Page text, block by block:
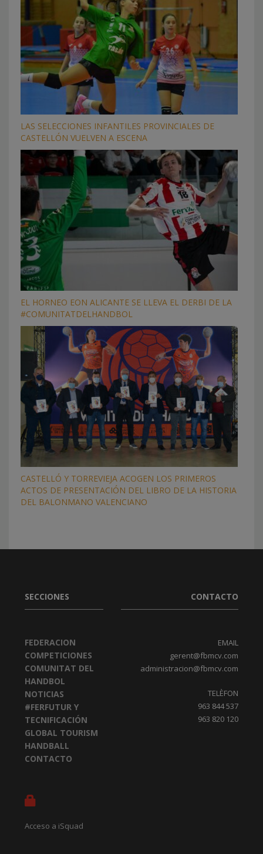
LAS SELECCIONES INFANTILES PROVINCIALES DE
CASTELLÓN VUELVEN A ESCENA
EL HORNEO EON ALICANTE SE LLEVA EL DERBI DE LA
#COMUNITATDELHANDBOL
CASTELLÓ Y TORREVIEJA ACOGEN LOS PRIMEROS
ACTOS DE PRESENTACIÓN DEL LIBRO DE LA HISTORIA
DEL BALONMANO VALENCIANO
SECCIONES
FEDERACION
COMPETICIONES
COMUNITAT DEL
HANDBOL
NOTICIAS
#FERFUTUR Y
TECNIFICACIÓN
GLOBAL TOURISM
HANDBALL
CONTACTO
Acceso a iSquad
CONTACTO
EMAIL
gerent@fbmcv.com
administracion@fbmcv.com
TELÈFON
963 844 537
963 820 120